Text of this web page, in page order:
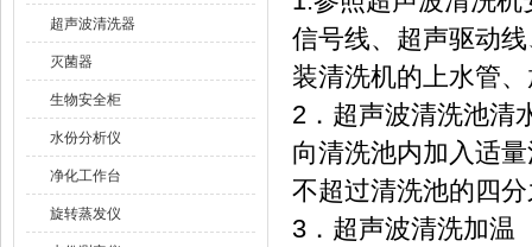
超声波清洗器
灭菌器
生物安全柜
水份分析仪
净化工作台
旋转蒸发仪
信号线、超声驱动
装清洗机的上水管
2．超声波清洗池清
向清洗池内加入适
不超过清洗池的四
3．超声波清洗加温